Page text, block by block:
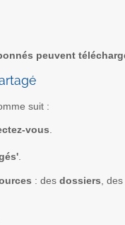
peuvent
suit :
vous.
.
: des dossiers , des